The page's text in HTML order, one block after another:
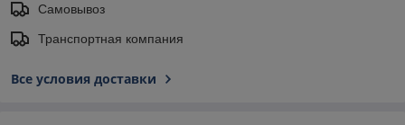
Самовывоз
Транспортная компания
Все условия доставки